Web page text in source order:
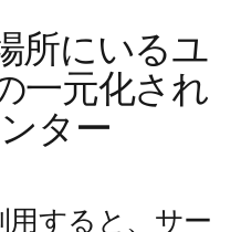
所にいるユ
一元化され
ター
すると、サー